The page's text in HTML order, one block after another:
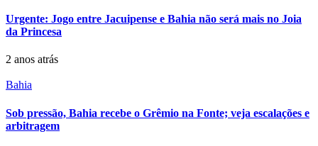
Urgente: Jogo entre Jacuipense e Bahia não será mais no Joia
da Princesa
2 anos atrás
Bahia
Sob pressão, Bahia recebe o Grêmio na Fonte; veja escalações e
arbitragem